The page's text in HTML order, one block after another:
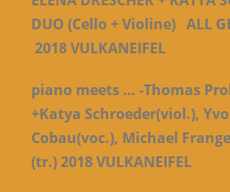
DUO (Cello + Violine) ALL
2018VULKANEIFEL
piano meets … -Thomas
+Katya Schroeder(viol.),
Cobau(voc.), Michael
(tr.)2018VULKANEIFEL